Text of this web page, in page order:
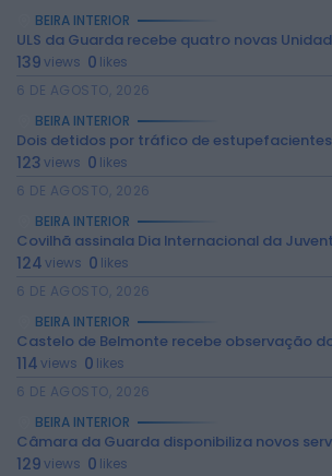
2026 Rádio Caria. Todos os
reservados.
BEIRA INTERIOR
ULS da Guarda recebe quatro novas
139views 0 likes
6 DE AGOSTO, 2026
BEIRA INTERIOR
Dois detidos por tráfico de estupefacientes
123views 0 likes
6 DE AGOSTO, 2026
BEIRA INTERIOR
Covilhã assinala Dia Internacional da
124views 0 likes
6 DE AGOSTO, 2026
BEIRA INTERIOR
Castelo de Belmonte recebe observação
114views 0 likes
6 DE AGOSTO, 2026
BEIRA INTERIOR
Câmara da Guarda disponibiliza novos
129views 0 likes